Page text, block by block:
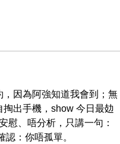
因為阿強知道我會到；無
出手機，show 今日最攰
慰、唔分析，只講一句：
：你唔孤單。